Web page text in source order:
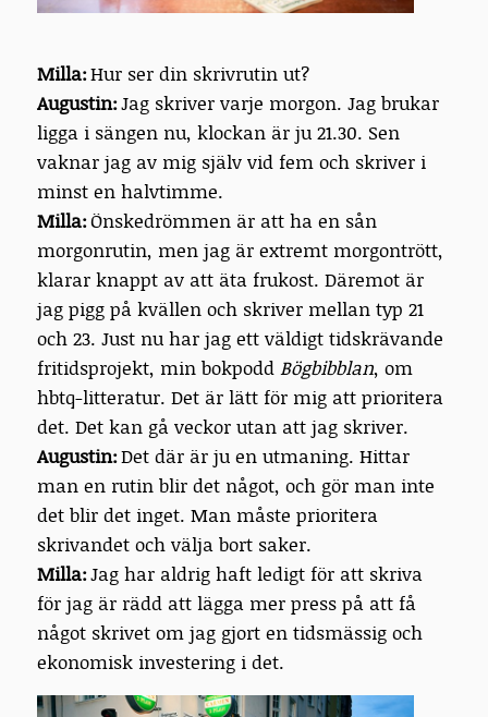
Milla:Hur ser din skrivrutin ut?
Augustin:Jag skriver varje morgon. Jag brukar
ligga i sängen nu, klockan är ju 21.30. Sen
vaknar jag av mig själv vid fem och skriver i
minst en halvtimme.
Milla:Önskedrömmen är att ha en sån
morgonrutin, men jag är extremt morgontrött,
klarar knappt av att äta frukost. Däremot är
jag pigg på kvällen och skriver mellan typ 21
och 23. Just nu har jag ett väldigt tidskrävande
fritidsprojekt, min bokpodd Bögbibblan, om
hbtq-litteratur. Det är lätt för mig att prioritera
det. Det kan gå veckor utan att jag skriver.
Augustin:Det där är ju en utmaning. Hittar
man en rutin blir det något, och gör man inte
det blir det inget. Man måste prioritera
skrivandet och välja bort saker.
Milla:Jag har aldrig haft ledigt för att skriva
för jag är rädd att lägga mer press på att få
något skrivet om jag gjort en tidsmässig och
ekonomisk investering i det.